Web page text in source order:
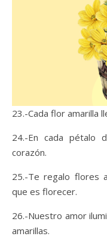
23.-Cada flor amarilla
24.-En cada pétalo
corazón.
25.-Te regalo flores
que es florecer.
26.-Nuestro amor
amarillas.